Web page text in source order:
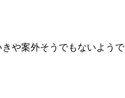
や案外そうでもないようで